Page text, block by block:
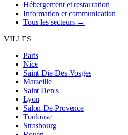
Hébergement et restauration
Information et communication
Tous les secteurs →
VILLES
Paris
Nice
Saint-Die-Des-Vosges
Marseille
Saint Denis
Lyon
Salon-De-Provence
Toulouse
Strasbourg